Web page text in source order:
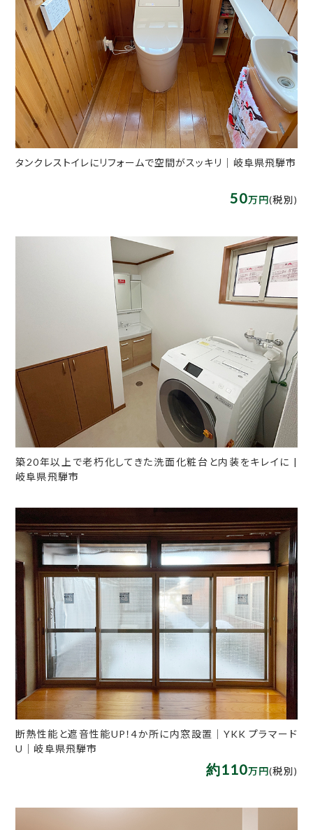
タンクレストイレにリフォームで空間がスッキリ｜岐阜県飛騨市
50万円(税別)
築20年以上で老朽化してきた洗面化粧台と内装をキレイに |
岐阜県飛騨市
断熱性能と遮音性能UP！4か所に内窓設置｜YKK プラマード
U｜岐阜県飛騨市
約110万円(税別)